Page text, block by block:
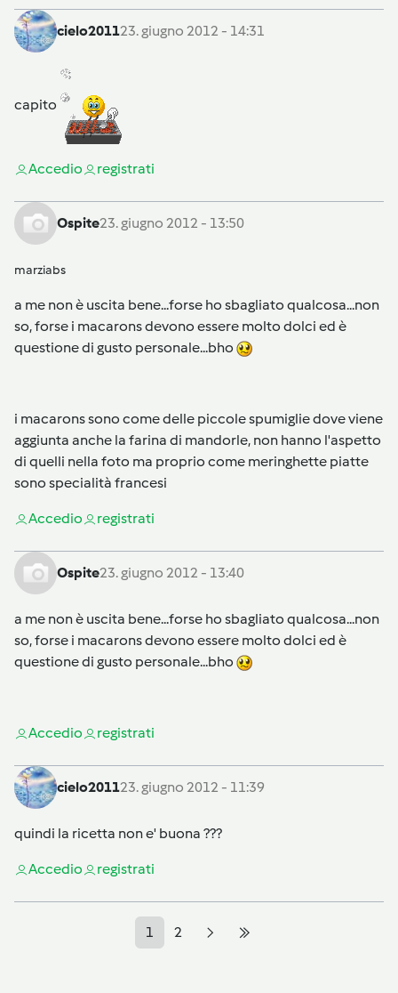
cielo201123. giugno 2012 - 14:31
capito
Accedio registrati
Ospite23. giugno 2012 - 13:50
marziabs
a me non è uscita bene...forse ho sbagliato qualcosa...non
so, forse i macarons devono essere molto dolci ed è
questione di gusto personale...bho
i macarons sono come delle piccole spumiglie dove viene
aggiunta anche la farina di mandorle, non hanno l'aspetto
di quelli nella foto ma proprio come meringhette piatte
sono specialità francesi
Accedio registrati
Ospite23. giugno 2012 - 13:40
a me non è uscita bene...forse ho sbagliato qualcosa...non
so, forse i macarons devono essere molto dolci ed è
questione di gusto personale...bho
Accedio registrati
cielo201123. giugno 2012 - 11:39
quindi la ricetta non e' buona ???
Accedio registrati
1 2